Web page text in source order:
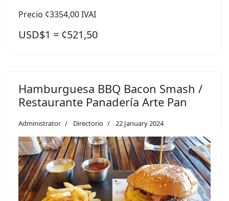
Precio ¢3354,00 IVAI
USD$1 = ¢521,50
Hamburguesa BBQ Bacon Smash /
Restaurante Panadería Arte Pan
Administrator Directorio 22 January 2024